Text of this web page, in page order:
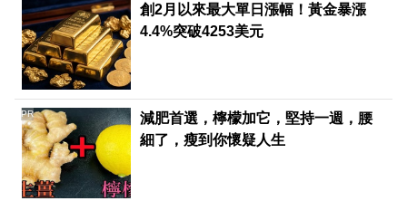
創2月以來最大單日漲幅！黃金暴漲
4.4%突破4253美元
減肥首選，檸檬加它，堅持一週，腰
細了，瘦到你懷疑人生
PR